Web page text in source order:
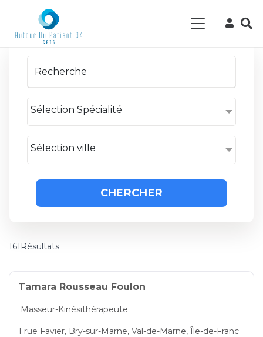
Sélection Spécialité
Sélection ville
CHERCHER
161Résultats
Tamara Rousseau Foulon
Masseur-Kinésithérapeute
1 rue Favier, Bry-sur-Marne, Val-de-Marne, Île-de-Franc